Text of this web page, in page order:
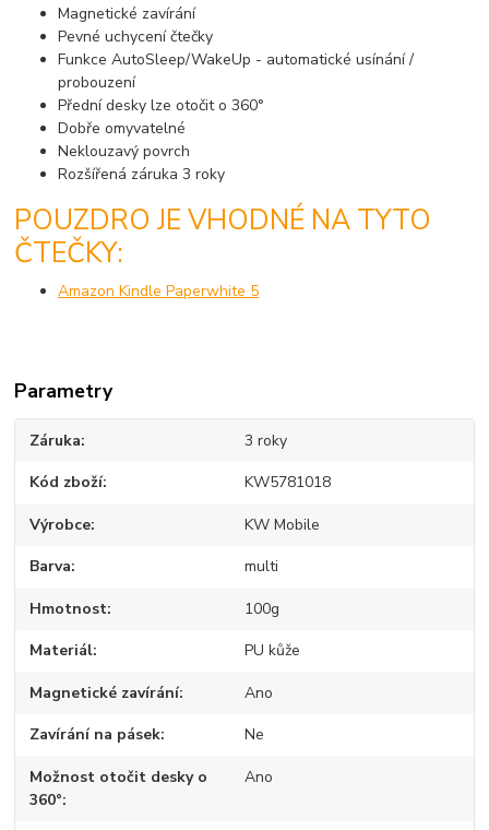
Magnetické zavírání
Pevné uchycení čtečky
Funkce AutoSleep/WakeUp - automatické usínání /
probouzení
Přední desky lze otočit o 360°
Dobře omyvatelné
Neklouzavý povrch
Rozšířená záruka 3 roky
POUZDRO JE VHODNÉ NA TYTO
ČTEČKY:
Amazon Kindle Paperwhite 5
Parametry
Záruka 3 roky
Kód zboží KW5781018
Výrobce KW Mobile
Barva multi
Hmotnost 100g
Materiál PU kůže
Magnetické zavírání Ano
Zavírání na pásek Ne
Možnost otočit desky o
360°
Ano